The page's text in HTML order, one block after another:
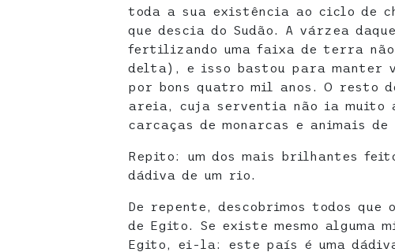
toda a sua existência ao ciclo de
que descia do Sudão. A várzea
fertilizando uma faixa de terra
delta), e isso bastou para manter
por bons quatro mil anos. O resto
areia, cuja serventia não ia muito
carcaças de monarcas e animais de
Repito: um dos mais brilhantes
dádiva de um rio.
De repente, descobrimos todos
de Egito. Se existe mesmo alguma
Egito, ei-la: este país é uma